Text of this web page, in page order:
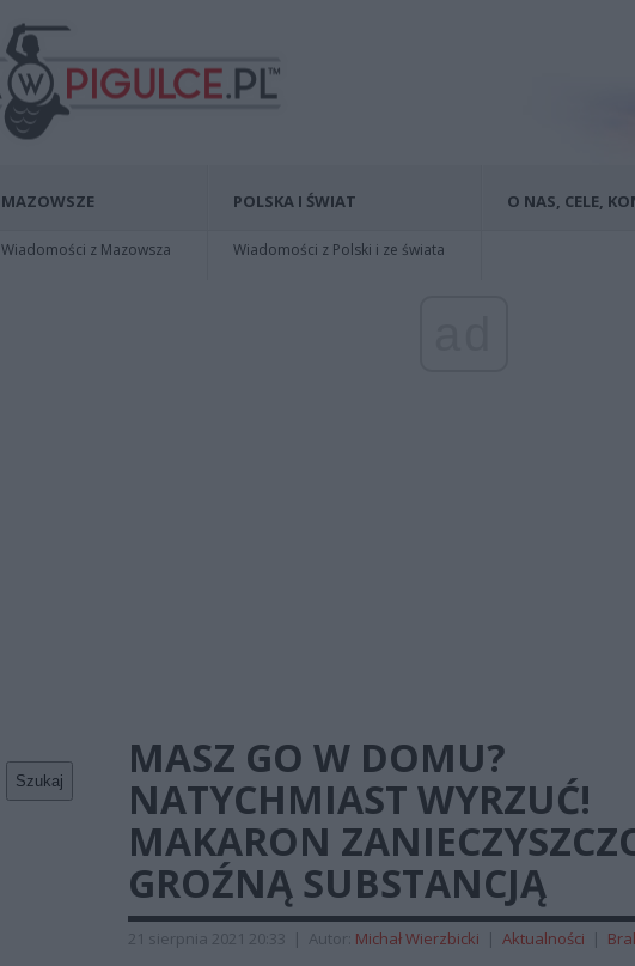
MAZOWSZE
Wiadomości z Mazowsza
POLSKA I ŚWIAT
Wiadomości z Polski i ze świata
O NAS, CELE,
Szukaj
MASZ GO W DOMU?
NATYCHMIAST WYRZUĆ!
MAKARON
GROŹNĄ SUBSTANCJĄ
21 sierpnia 2021 20:33 | Autor: Michał Wierzbicki | Aktualności |